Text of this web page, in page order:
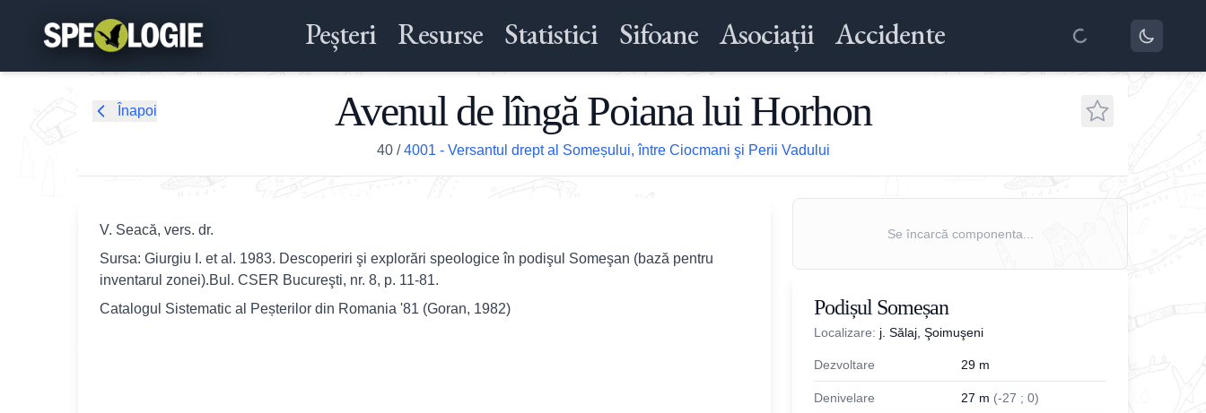
Peșteri Resurse Statistici Sifoane Asociații Accidente
Înapoi Avenul de lîngă Poiana lui Horhon
40/4001 - Versantul drept al Someșului, între Ciocmani şi Perii Vadului
V. Seacă, vers. dr.
Sursa: Giurgiu I. et al. 1983. Descoperiri şi explorări speologice în podişul Someşan (bază pentru
inventarul zonei).Bul. CSER Bucureşti, nr. 8, p. 11-81.
Catalogul Sistematic al Peșterilor din Romania '81 (Goran, 1982)
Se încarcă componenta...
Podișul Someșan
Localizare: j. Sălaj, Şoimuşeni
Dezvoltare 29 m
Denivelare 27 m (-27 ; 0)